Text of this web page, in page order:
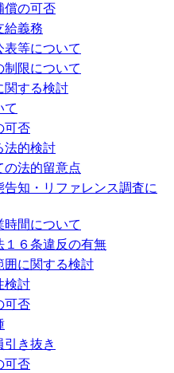
償の可否
給義務
表等について
限について
関する検討
て
可否
法的検討
の法的留意点
知・リファレンス調査に
間について
１６条違反の有無
囲に関する検討
検討
可否
き抜き
可否